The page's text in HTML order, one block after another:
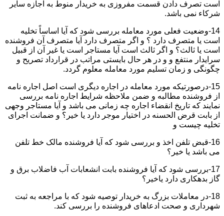
است تصرف دادن قسمت مفروزی به خریدار منوط به اجازه سایر
شرکاء نمی باشد.
14-وضعیت فعلی مورد معامله بررسی شود که آیا اساساً تخلیه
است یا متصرف دارد ؟ و اگر متصرف دارد آیا متصرف آن فروشنده
است یا ثالث؟ و اگر ثالث است آیا مستاجر است یا غیر آن از قبیل
سرایدار منتفع و و در هر حال بایستی مراتب در قرارداد تصریح و
چگونگی و زمان تسلیم مورد معامله معلوم گردد.
15-درصورتیکه مورد معامله در اجاره دیگری است اصل اجاره نامه
از فروشنده مطالبه و ضمن ملاحظه شرایط اجاره نامه بررسی
نمایند که تاریخ انقضاء اجاره چه زمانی می باشد و آیا مستاجر وجهی
از بابت قرض الحسنه در اختیار موجر دارد یا خیر؟ و ضمانت اجرای
تخلیه چیست و
16-قبض تلفن اخذ و بررسی شود که آیا فروشنده مالک خط تلفن
می باشد یا خیر؟
17-بررسی شود که آیا فروشنده بابت انشعابات آب فاضلاب برق و
گاز بدهکاری دارد یاخیر؟
18-در معاملات بزرگ به خریدار توصیه شود که با مراجعه به ثبت
شهرداری و صحت ادعاهای فروشنده را بررسی کند.